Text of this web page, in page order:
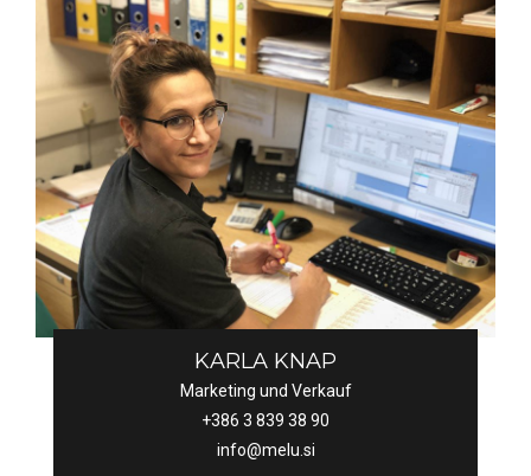
KARLA KNAP
Marketing und Verkauf
+386 3 839 38 90
info@melu.si